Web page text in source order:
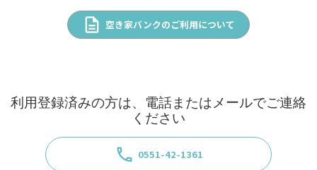
description 空き家バンクのご利用について
利用登録済みの方は、電話またはメールでご連絡
ください
phone 0551-42-1361